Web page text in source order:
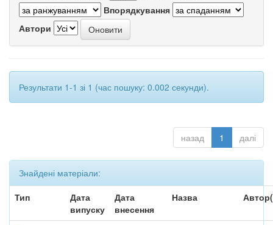
Впорядкування
Автори
Результати 1-1 зі 1 (час пошуку: 0.002 секунди).
назад 1 далі
Знайдені матеріали:
Тип
Дата
випуску
Дата
внесення
Назва